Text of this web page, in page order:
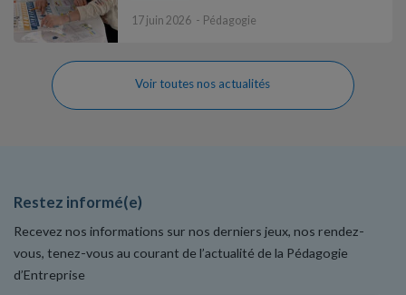
17 juin 2026 Pédagogie
Voir toutes nos actualités
Restez informé(e)
Recevez nos informations sur nos derniers jeux, nos rendez-
vous, tenez-vous au courant de l’actualité de la Pédagogie
d’Entreprise